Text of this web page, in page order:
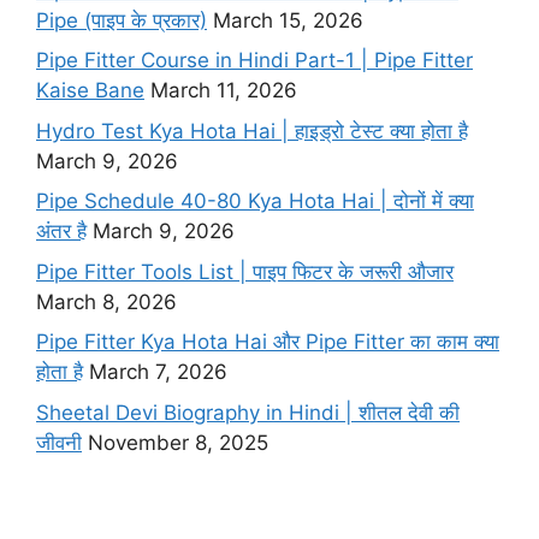
Pipe (पाइप के प्रकार) March 15, 2026
Pipe Fitter Course in Hindi Part-1 | Pipe Fitter
Kaise Bane March 11, 2026
Hydro Test Kya Hota Hai | हाइड्रो टेस्ट क्या होता है
March 9, 2026
Pipe Schedule 40-80 Kya Hota Hai | दोनों में क्या
अंतर है March 9, 2026
Pipe Fitter Tools List | पाइप फिटर के जरूरी औजार
March 8, 2026
Pipe Fitter Kya Hota Hai और Pipe Fitter का काम क्या
होता है March 7, 2026
Sheetal Devi Biography in Hindi | शीतल देवी की
जीवनी November 8, 2025